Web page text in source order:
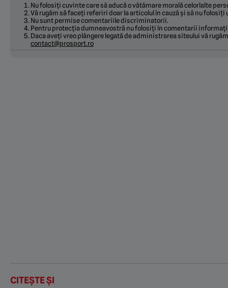
Nu folosiți cuvinte care să aducă o vătămare morală celorlalte
Vă rugăm să faceți referiri doar la articolul în cauză și să nu
Nu sunt permise comentariile discriminatorii.
Pentru protecția dumneavostră nu folosiți în comentarii
Daca aveți vreo plângere legată de administrarea siteului vă
contact@prosport.ro
CITEȘTE ȘI